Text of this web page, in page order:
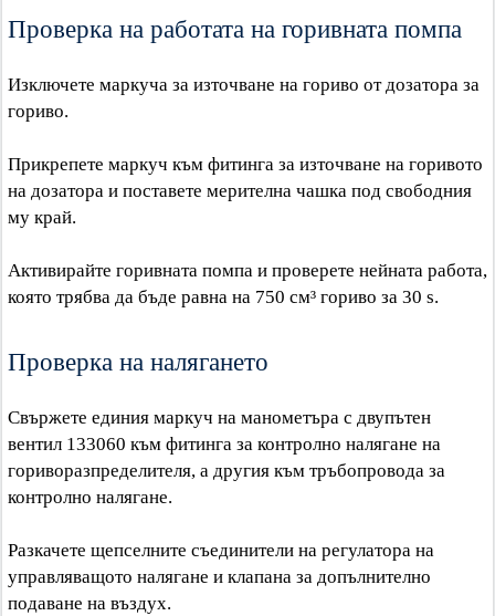
Проверка на работата на горивната помпа
Изключете маркуча за източване на гориво от дозатора за
гориво.
Прикрепете маркуч към фитинга за източване на горивото
на дозатора и поставете мерителна чашка под свободния
му край.
Активирайте горивната помпа и проверете нейната работа,
която трябва да бъде равна на 750 см³ гориво за 30 s.
Проверка на налягането
Свържете единия маркуч на манометъра с двупътен
вентил 133060 към фитинга за контролно налягане на
гориворазпределителя, а другия към тръбопровода за
контролно налягане.
Разкачете щепселните съединители на регулатора на
управляващото налягане и клапана за допълнително
подаване на въздух.